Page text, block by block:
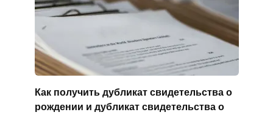
Как получить дубликат свидетельства о
рождении и дубликат свидетельства о